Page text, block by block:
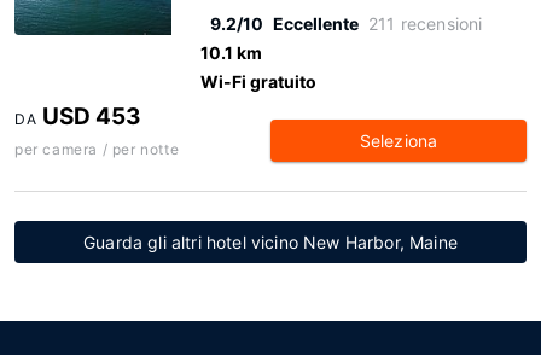
9.2/10 Eccellente 211 recensioni
10.1 km
Wi-Fi gratuito
DA USD 453
per camera / per notte Seleziona
Guarda gli altri hotel vicino New Harbor, Maine